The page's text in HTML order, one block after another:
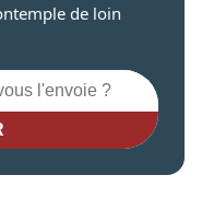
de loin